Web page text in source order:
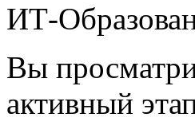
ИТ-
Вы
активный